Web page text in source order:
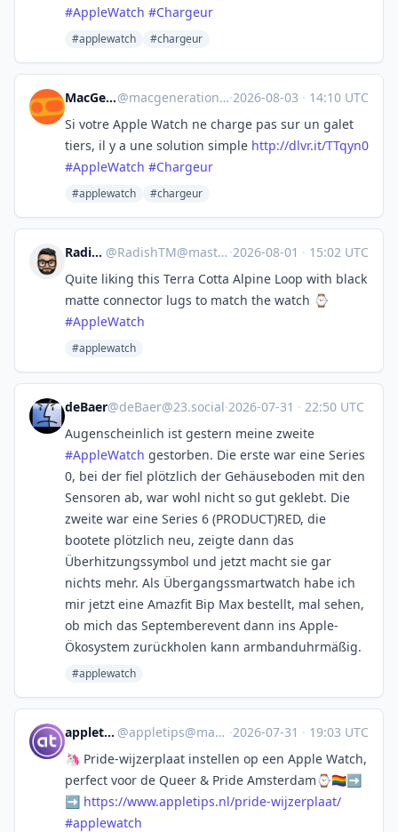
#AppleWatch #Chargeur
#applewatch #chargeur
MacGeneration@macgeneration@social.macg.co ·2026-08-03 · 14:10 UTC
Si votre Apple Watch ne charge pas sur un galet
tiers, il y a une solution simple http://dlvr.it/TTqyn0
#AppleWatch #Chargeur
#applewatch #chargeur
RadishTM @RadishTM@mastodon.social ·2026-08-01 · 15:02 UTC
Quite liking this Terra Cotta Alpine Loop with black
matte connector lugs to match the watch ⌚️
#AppleWatch
#applewatch
deBaer@deBaer@23.social·2026-07-31 · 22:50 UTC
Augenscheinlich ist gestern meine zweite
#AppleWatch gestorben. Die erste war eine Series
0, bei der fiel plötzlich der Gehäuseboden mit den
Sensoren ab, war wohl nicht so gut geklebt. Die
zweite war eine Series 6 (PRODUCT)RED, die
bootete plötzlich neu, zeigte dann das
Überhitzungssymbol und jetzt macht sie gar
nichts mehr. Als Übergangssmartwatch habe ich
mir jetzt eine Amazfit Bip Max bestellt, mal sehen,
ob mich das Septemberevent dann ins Apple-
Ökosystem zurückholen kann armbanduhrmäßig.
#applewatch
appletips.nl @appletips@mastodon.nl ·2026-07-31 · 19:03 UTC
🦄 Pride-wijzerplaat instellen op een Apple Watch,
perfect voor de Queer & Pride Amsterdam⌚️🏳️‍🌈➡️
➡️ https://www.appletips.nl/pride-wijzerplaat/
#applewatch